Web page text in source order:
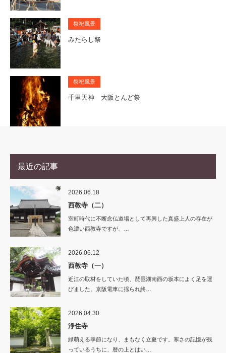
祭祀風景
みたらし祭
祭祀風景
千里天神 大阪とんど祭
最近の記事
2026.06.18
西教寺（二）
室町時代に不断念仏道場として再興した真盛上人の存在が
色濃い西教寺ですが、…
2026.06.12
西教寺（一）
近江の取材をしていた頃、琵琶湖南西の坂本によく足を運
びました。京阪電車に揺られ終…
2026.04.30
浄住寺
緑萌える季節になり、まもなく立夏です。寒さの記憶が残
っているうちに、暦の上とはい…